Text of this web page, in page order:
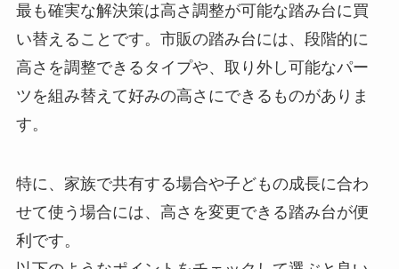
最も確実な解決策は高さ調整が可能な踏み台に買
い替えることです。市販の踏み台には、段階的に
高さを調整できるタイプや、取り外し可能なパー
ツを組み替えて好みの高さにできるものがありま
す。
特に、家族で共有する場合や子どもの成長に合わ
せて使う場合には、高さを変更できる踏み台が便
利です。